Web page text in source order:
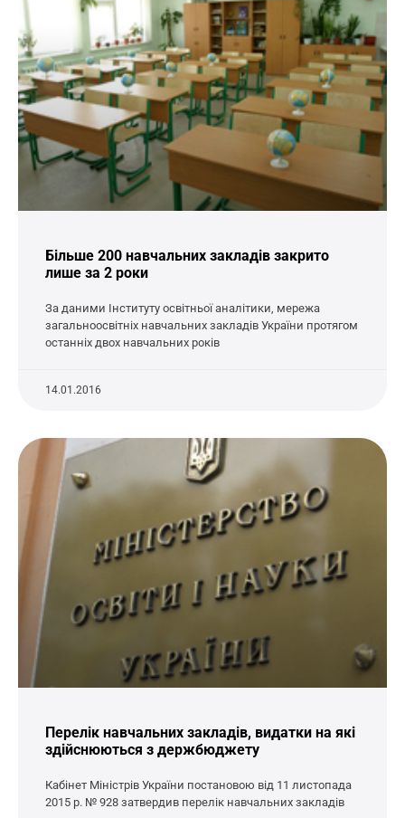
Більше 200 навчальних закладів закрито
лише за 2 роки
За даними Інституту освітньої аналітики, мережа
загальноосвітніх навчальних закладів України протягом
останніх двох навчальних років
14.01.2016
Перелік навчальних закладів, видатки на які
здійснюються з держбюджету
Кабінет Міністрів України постановою від 11 листопада
2015 р. № 928 затвердив перелік навчальних закладів